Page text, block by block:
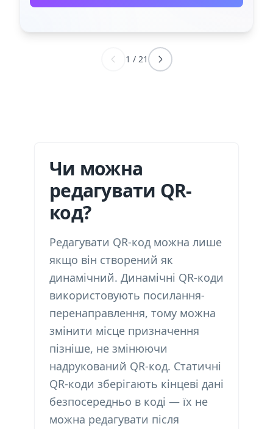
1 / 21
Чи можна
редагувати QR-
код?
Редагувати QR-код можна лише
якщо він створений як
динамічний. Динамічні QR-коди
використовують посилання-
перенаправлення, тому можна
змінити місце призначення
пізніше, не змінюючи
надрукований QR-код. Статичні
QR-коди зберігають кінцеві дані
безпосередньо в коді — їх не
можна редагувати після